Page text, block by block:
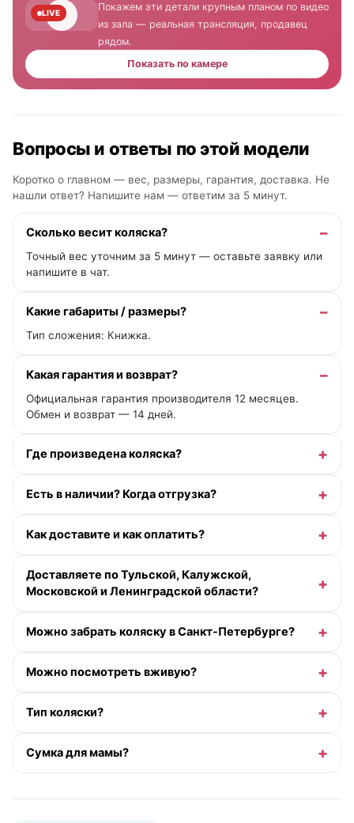
LIVE
Покажем эти детали крупным планом по видео
из зала — реальная трансляция, продавец
рядом.
Показать по камере
Вопросы и ответы по этой модели
Коротко о главном — вес, размеры, гарантия, доставка. Не
нашли ответ? Напишите нам — ответим за 5 минут.
Сколько весит коляска?
Точный вес уточним за 5 минут — оставьте заявку или
напишите в чат.
Какие габариты / размеры?
Тип сложения: Книжка.
Какая гарантия и возврат?
Официальная гарантия производителя 12 месяцев.
Обмен и возврат — 14 дней.
Где произведена коляска?
Есть в наличии? Когда отгрузка?
Как доставите и как оплатить?
Доставляете по Тульской, Калужской,
Московской и Ленинградской области?
Можно забрать коляску в Санкт-Петербурге?
Можно посмотреть вживую?
Тип коляски?
Сумка для мамы?